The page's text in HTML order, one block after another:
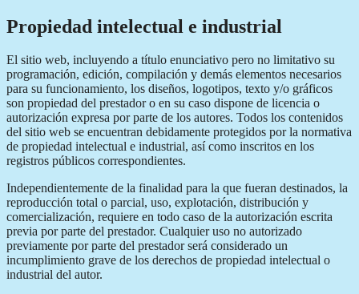
Propiedad intelectual e industrial
El sitio web, incluyendo a título enunciativo pero no limitativo su
programación, edición, compilación y demás elementos necesarios
para su funcionamiento, los diseños, logotipos, texto y/o gráficos
son propiedad del prestador o en su caso dispone de licencia o
autorización expresa por parte de los autores. Todos los contenidos
del sitio web se encuentran debidamente protegidos por la normativa
de propiedad intelectual e industrial, así como inscritos en los
registros públicos correspondientes.
Independientemente de la finalidad para la que fueran destinados, la
reproducción total o parcial, uso, explotación, distribución y
comercialización, requiere en todo caso de la autorización escrita
previa por parte del prestador. Cualquier uso no autorizado
previamente por parte del prestador será considerado un
incumplimiento grave de los derechos de propiedad intelectual o
industrial del autor.